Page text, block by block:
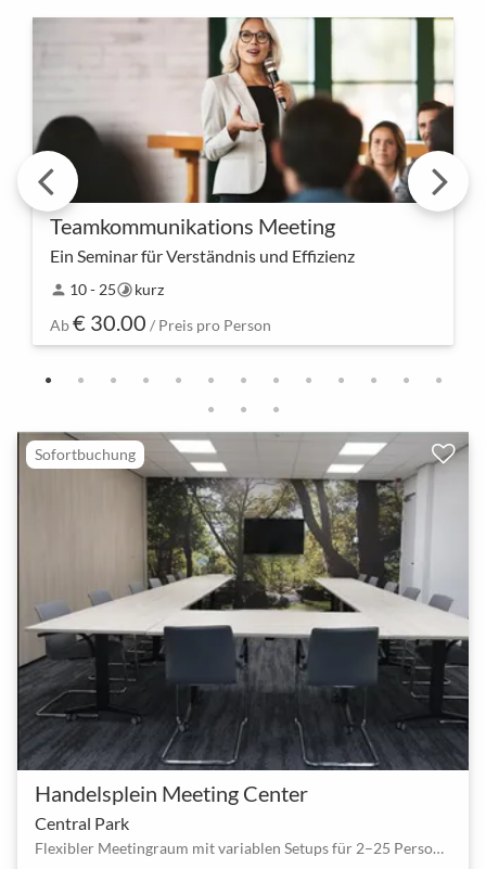
Teamkommunikations Meeting
Ein Seminar für Verständnis und Effizienz
Kommunikation ist der Schlüssel zum Erfolg. Unser
Teamkommunikations Meeting lädt euch ein, eure
Kommunikationsfähigkeiten zu verbessern und den
Zusa…
person 10 - 25timelapsekurz
Ab€ 30.00 / Preis pro Person
Sofortbuchung
Handelsplein Meeting Center
Central Park
Flexibler Meetingraum mit variablen Setups für 2–25 Personen in Amstelveen